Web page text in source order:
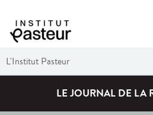
L'Institut Pasteur
LE JOURNAL DE LA